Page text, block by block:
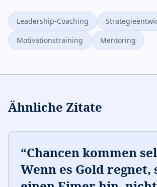
Leadership-Coaching
Motivationstraining
Mentoring
Ähnliche Zitate
“Chancen kommen
Wenn es Gold regnet,